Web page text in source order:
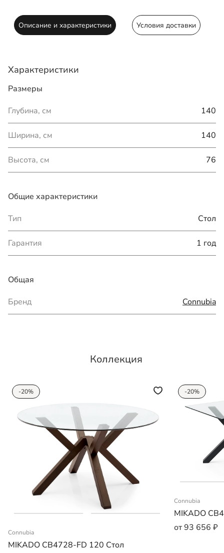
Описание и характеристики Условия доставки
Характеристики
Размеры
Глубина, см
140
Ширина, см 140
Высота, см 76
Общие характеристики
Тип
Стол
Гарантия 1 год
Общая
Бренд
Connubia
Коллекция
-20%
Connubia
MIKADO CB4728-FD 120 Стол
-20%
Connubia
MIKADO
от 93 656 ₽